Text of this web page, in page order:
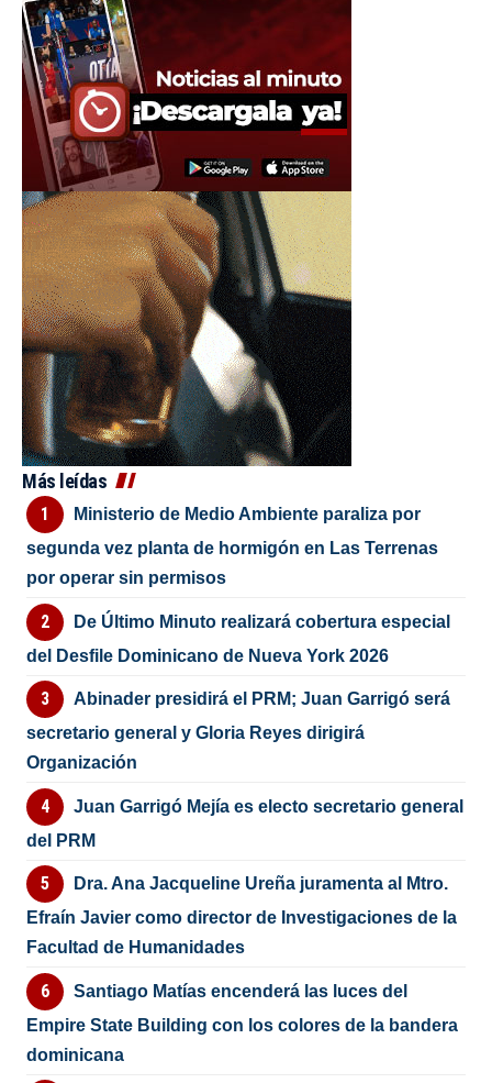
Más leídas
Ministerio de Medio Ambiente paraliza por
segunda vez planta de hormigón en Las Terrenas
por operar sin permisos
De Último Minuto realizará cobertura especial
del Desfile Dominicano de Nueva York 2026
Abinader presidirá el PRM; Juan Garrigó será
secretario general y Gloria Reyes dirigirá
Organización
Juan Garrigó Mejía es electo secretario general
del PRM
Dra. Ana Jacqueline Ureña juramenta al Mtro.
Efraín Javier como director de Investigaciones de la
Facultad de Humanidades
Santiago Matías encenderá las luces del
Empire State Building con los colores de la bandera
dominicana